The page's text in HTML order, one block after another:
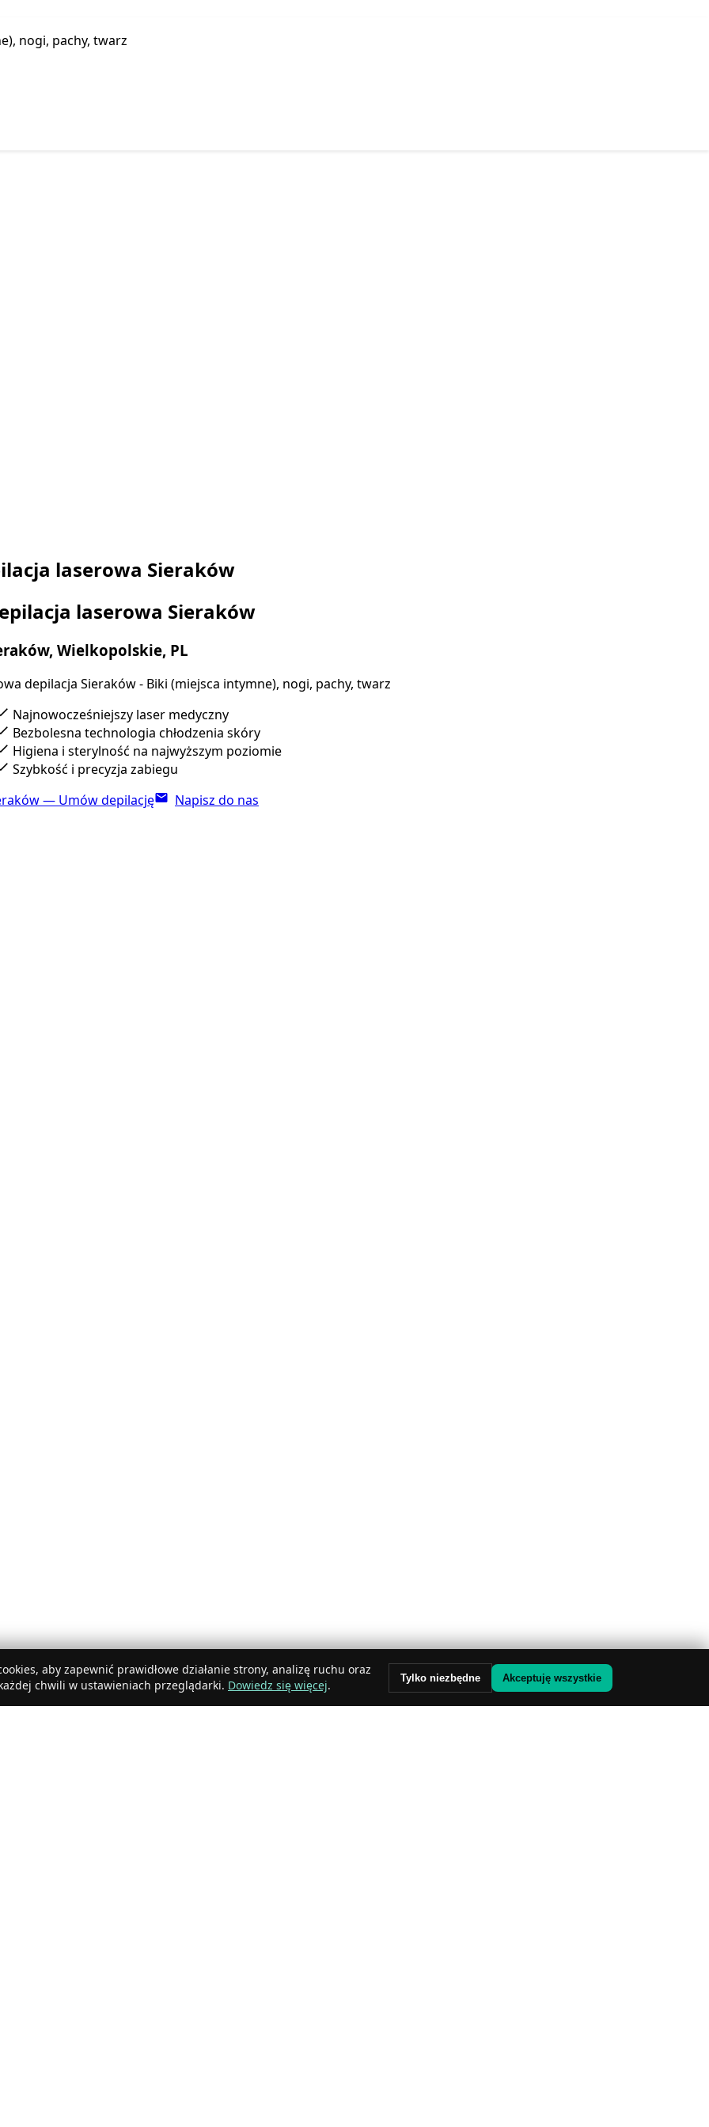
nogi, pachy, twarz
laserowa Sieraków
laserowa Sieraków
Wielkopolskie, PL
depilacja Sieraków - Biki (miejsca intymne), nogi, pachy, twarz
Najnowocześniejszy laser medyczny
Bezbolesna technologia chłodzenia skóry
Higiena i sterylność na najwyższym poziomie
Szybkość i precyzja zabiegu
— Umów depilację
Napisz do nas
aby zapewnić prawidłowe działanie strony, analizę ruchu oraz
chwili w ustawieniach przeglądarki. Dowiedz się więcej. Tylko niezbędne Akceptuję wszystkie